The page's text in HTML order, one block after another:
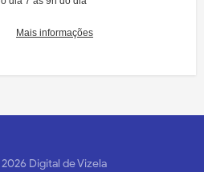
2026 Digital de Vizela